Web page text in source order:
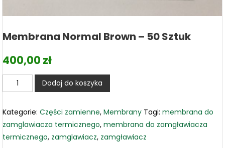
Membrana Normal Brown – 50 Sztuk
400,00 zł
ilość
Membrana
Brown
-
50
Dodaj do koszyka
Kategorie:Części zamienne,Membrany Tagi:membrana do
zamglawiacza termicznego,membrana do zamgławiacza
termicznego, zamglawiacz, zamgławiacz